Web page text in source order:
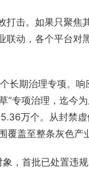
打击。如果只聚焦
动，各个平台对
期治理专项。响
”专项治理，迄今
万个。从封禁
盖至整条灰色产
，首批已处置违